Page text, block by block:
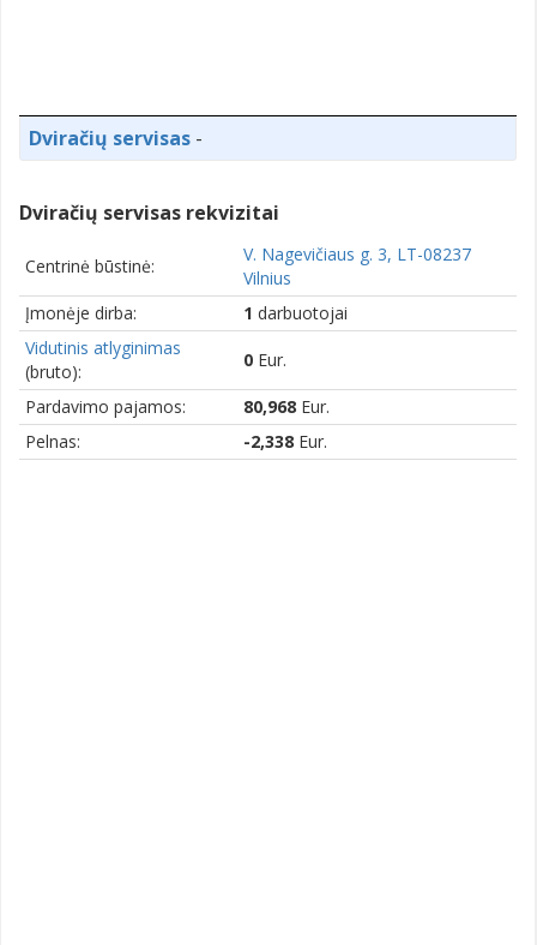
Dviračių servisas -
Dviračių servisas rekvizitai
Centrinė būstinė:
V. Nagevičiaus g. 3, LT-08237
Vilnius
Įmonėje dirba:
1 darbuotojai
Vidutinis atlyginimas
(bruto):
0 Eur.
Pardavimo pajamos: 80,968 Eur.
Pelnas:
-2,338 Eur.